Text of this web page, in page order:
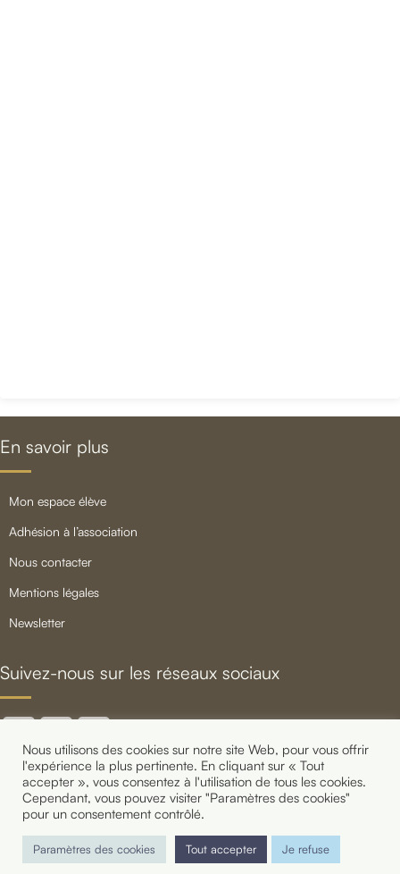
En savoir plus
mon espace élève
adhésion à l’association
nous contacter
mentions légales
newsletter
Suivez-nous sur les réseaux sociaux
Copyright 2021 Shake That Swing - Cours de Lindy Hop,
Charleston et Jazz Roots à Paris
Nous utilisons des cookies sur notre site Web, pour vous offrir
l'expérience la plus pertinente. En cliquant sur « Tout
accepter », vous consentez à l'utilisation de tous les cookies.
Cependant, vous pouvez visiter "Paramètres des cookies"
pour un consentement contrôlé.
Paramètres des cookies Tout accepter Je refuse